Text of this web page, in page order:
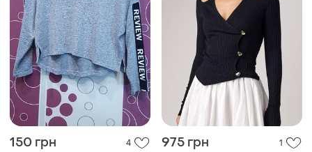
150 грн 4 975 грн 1